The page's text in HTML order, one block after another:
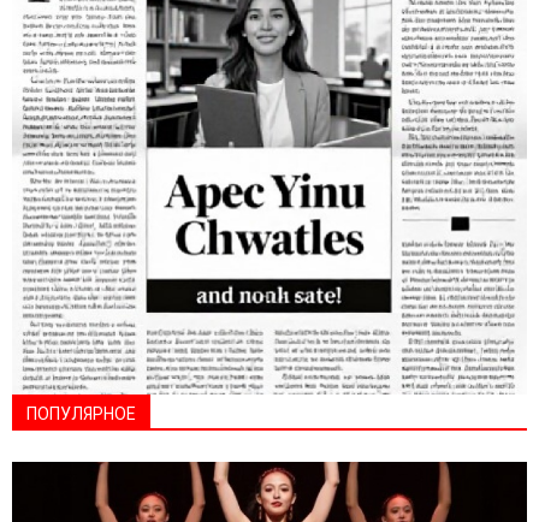
ПОПУЛЯРНОЕ